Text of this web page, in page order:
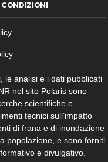
CONDIZIONI
le analisi e i dati pubblicati
nel sito Polaris sono
scientifiche e
tecnici sull’impatto
di frana e di inondazione
popolazione, e sono forniti
e divulgativo.